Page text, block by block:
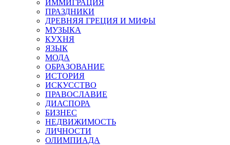
ИММИГРАЦИЯ
ПРАЗДНИКИ
ДРЕВНЯЯ ГРЕЦИЯ И МИФЫ
МУЗЫКА
КУХНЯ
ЯЗЫК
МОДА
ОБРАЗОВАНИЕ
ИСТОРИЯ
ИСКУССТВО
ПРАВОСЛАВИЕ
ДИАСПОРА
БИЗНЕС
НЕДВИЖИМОСТЬ
ЛИЧНОСТИ
ОЛИМПИАДА